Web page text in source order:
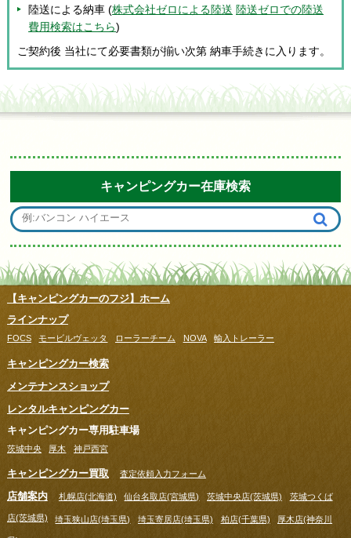
陸送による納車 (株式会社ゼロによる陸送 陸送ゼロでの陸送
費用検索はこちら)
ご契約後 当社にて必要書類が揃い次第 納車手続きに入ります。
キャンピングカー在庫検索
【キャンピングカーのフジ】ホーム
ラインナップ
FOCS モービルヴェッタ ローラーチーム NOVA 輸入トレーラー
キャンピングカー検索
メンテナンスショップ
レンタルキャンピングカー
キャンピングカー専用駐車場
茨城中央 厚木 神戸西宮
キャンピングカー買取 査定依頼入力フォーム
店舗案内 札幌店(北海道) 仙台名取店(宮城県) 茨城中央店(茨城県) 茨城つくば
店(茨城県) 埼玉狭山店(埼玉県) 埼玉寄居店(埼玉県) 柏店(千葉県) 厚木店(神奈川